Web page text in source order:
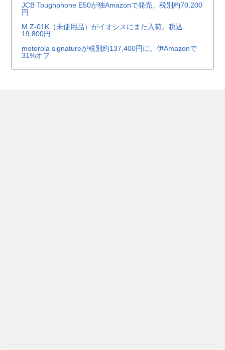
JCB Toughphone E50が独Amazonで発売。税別約70,200
円
M Z-01K（未使用品）がイオシスにまた入荷。税込
19,800円
motorola signatureが税別約137,400円に。伊Amazonで
31%オフ